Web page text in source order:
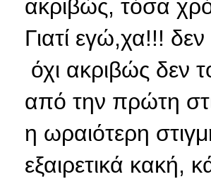
ακριβώς, τόσα
Γιατί εγώ,χα!!!
όχι ακριβώς δεν
από την πρώτη
η ωραιότερη
εξαιρετικά κακή,